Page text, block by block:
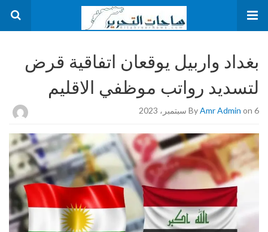
بغداد واربيل يوقعان اتفاقية قرض
لتسديد رواتب موظفي الاقليم
ByAmr Admin on 6 سبتمبر، 2023